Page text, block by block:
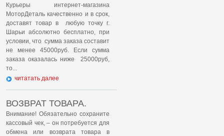
Курьеры интернет-магазина
МоторДеталь качественно и в срок,
доставят товар в любую точку г.
Шарьи абсолютно бесплатно, при
условии, что сумма заказа составит
не менее 45000руб. Если сумма
заказа оказалась ниже 25000руб,
то...
читатать далее
ВОЗВРАТ ТОВАРА.
Внимание! Обязательно сохраните
кассовый чек, – он потребуется для
обмена или возврата товара в